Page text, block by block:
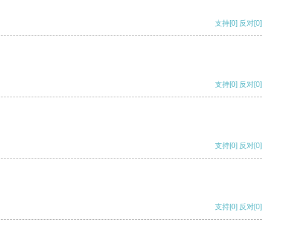
支持[0] 反对[0]
支持[0] 反对[0]
支持[0] 反对[0]
支持[0] 反对[0]